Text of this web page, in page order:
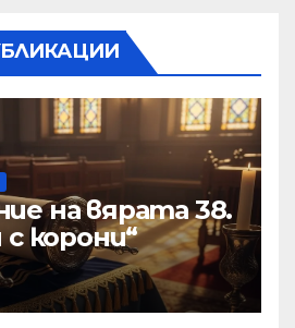
на вярата 38.
корони“